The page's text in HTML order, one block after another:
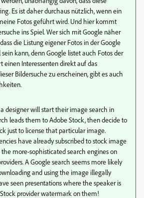
Es ist daher durchaus nützlich, wenn ein
Fotos geführt wird. Und hier kommt
ins Spiel. Wer sich mit Google näher
die Listung eigener Fotos in der Google
kann, denn Google listet auch Fotos der
einen Interessenten direkt auf das
Bildersuche zu erscheinen, gibt es auch
designer will start their image search in
leads them to Adobe Stock, then decide to
just to license that particular image.
have already subscribed to stock image
the more-sophisticated search engines on
A Google search seems more likely
and using the image illegally
seen presentations where the speaker is
provider watermark on them!